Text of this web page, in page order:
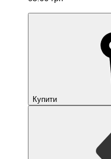
Купити